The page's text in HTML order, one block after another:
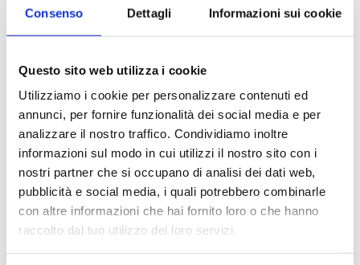
Consenso Dettagli Informazioni sui cookie
Questo sito web utilizza i cookie
Utilizziamo i cookie per personalizzare contenuti ed
annunci, per fornire funzionalità dei social media e per
analizzare il nostro traffico. Condividiamo inoltre
informazioni sul modo in cui utilizzi il nostro sito con i
nostri partner che si occupano di analisi dei dati web,
pubblicità e social media, i quali potrebbero combinarle
con altre informazioni che hai fornito loro o che hanno
raccolto dal tuo utilizzo dei loro servizi.
20
B2PK10BM0
B2PK15BM0 2 20
B2PK10BMP 2 20
B2PK15BMP 2 20